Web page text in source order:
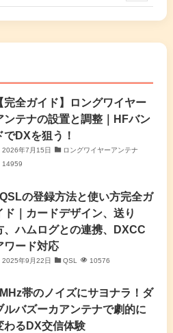
(4)
(3)
(7)
(6)
【完全ガイド】ロングワイヤー
ンテナの設置と調整｜HFバン
でDXを狙う！
2026年7月15日
ロングワイヤーアンテナ
14959
の登録方法と使い方完全ガ
ド｜カードデザイン、送り
、ハムログとの連携、DXCC
ワード対応
2025年9月22日 QSL 10576
帯のノイズにサヨナラ！ダ
ルバズーカアンテナで劇的に
わるDX交信体験